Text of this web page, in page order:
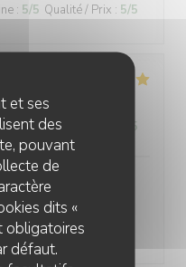
et ses
des
pouvant
de
dits «
obligatoires
défaut.
: 5/5 Qualité / Prix : 5/5
:4/5 Qualité / Prix /5
et nous ne sommes
petits soins et nous